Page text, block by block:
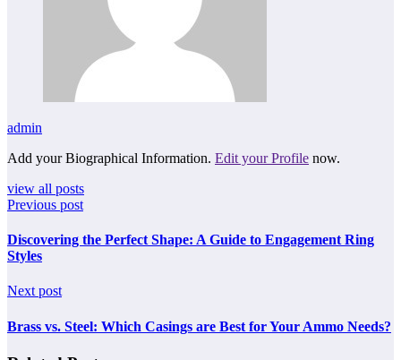
admin
Add your Biographical Information. Edit your Profile now.
view all posts
Previous post
Discovering the Perfect Shape: A Guide to Engagement Ring
Styles
Next post
Brass vs. Steel: Which Casings are Best for Your Ammo Needs?